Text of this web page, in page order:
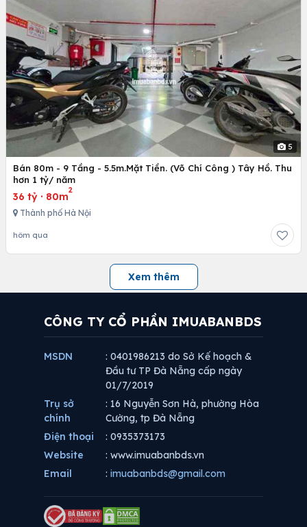
5
Bán 80m - 9 Tầng - 5.5m.Mặt Tiền. (Võ Chí Công ) Tây Hồ. Thu
hơn 1 tỷ/ năm
36 tỷ · 80m
2
Thành phố Hà Nội
hôm qua
Xem thêm
CÔNG TY CỔ PHẦN IMUABANBDS
MSDN
: 0401986213 do Sở Kế hoạch &
Đầu tư TP Đà Nẵng cấp ngày
01/7/2019
Trụ sở
chính
: 16 Nguyễn Sơn Hà, phường Hòa
Cường, tp Đà Nẵng
Điện thoại
: 0935373173
Website
: www.imuabanbds.vn
Email
: imuabanbds@gmail.com